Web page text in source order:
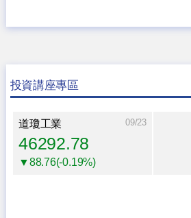
投資講座專區
道瓊工業 09/23
46292.78
▼88.76(-0.19%)